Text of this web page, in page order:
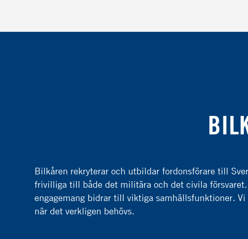
Bilkåren rekryterar och utbildar fordonsförare till
frivilliga till både det militära och det civila försvaret.
engagemang bidrar till viktiga samhällsfunktioner.
när det verkligen behövs.